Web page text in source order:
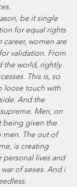
be it single
for equal rights
women are
validation. From
the world, rightly
This is, so
loose touch with
And the
Men, on
being given the
men. The out of
is creating
personal lives and
of sexes. And i